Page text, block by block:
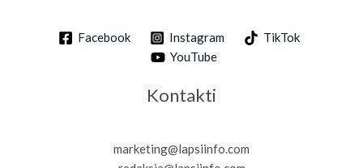
Facebook Instagram
TikTok
YouTube
Kontakti
marketing@lapsiinfo.com